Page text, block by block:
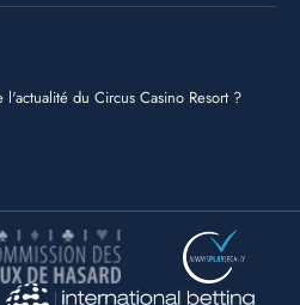
du Circus Casino Resort ?